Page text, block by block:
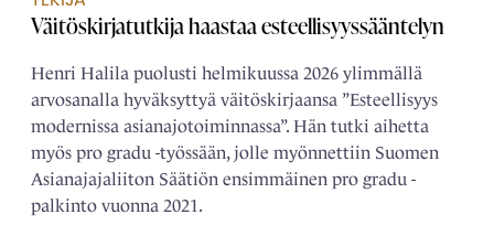
Väitöskirjatutkija haastaa esteellisyyssääntelyn
Henri Halila puolusti helmikuussa 2026 ylimmällä
arvosanalla hyväksyttyä väitöskirjaansa ”Esteellisyys
modernissa asianajotoiminnassa”. Hän tutki aihetta
myös pro gradu -työssään, jolle myönnettiin Suomen
Asianajajaliiton Säätiön ensimmäinen pro gradu -
palkinto vuonna 2021.